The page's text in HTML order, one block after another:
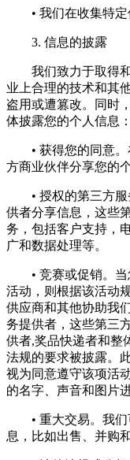
• 我们在收集特定
3. 信息的披露
我们致力于取得和
业上合理的技术和其
盗用或遭篡改。同时
体披露您的个人信息：
• 获得您的同意。
方商业伙伴分享您的
• 授权的第三方服
供者分享信息，这些
务，包括客户支持，
广和数据处理等。
• 竞赛或促销。当
活动，则根据该活动
供应商和其他协助我
务提供者，这些第三
供者,奖品快递者和整
法规的要求被披露。
视为同意遵守该项活
的名字、声音和图片
• 重大交易。我们
息，比如出售、并购